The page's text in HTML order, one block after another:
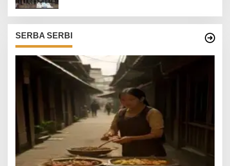
SERBA SERBI